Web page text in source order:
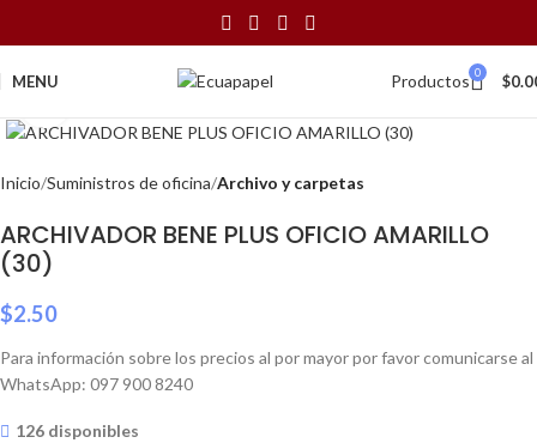
MENU Productos 0 $
Inicio Suministros de oficina Archivo y carpetas
ARCHIVADOR BENE PLUS OFICIO AMARILLO
(30)
$2.50
Para información sobre los precios al por mayor por favor comunicarse al
WhatsApp: 097 900 8240
126 disponibles